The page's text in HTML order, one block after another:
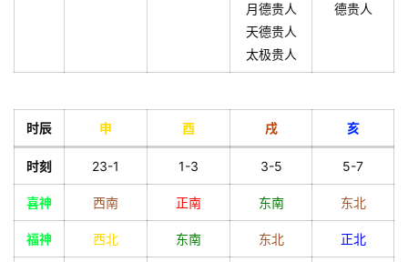
月德贵人
天德贵人
太极贵人
德贵人
时辰 申 酉 戌 亥
时刻 23-1 1-3 3-5 5-7
喜神 西南 正南 东南 东北
福神 西北 东南 东北 正北